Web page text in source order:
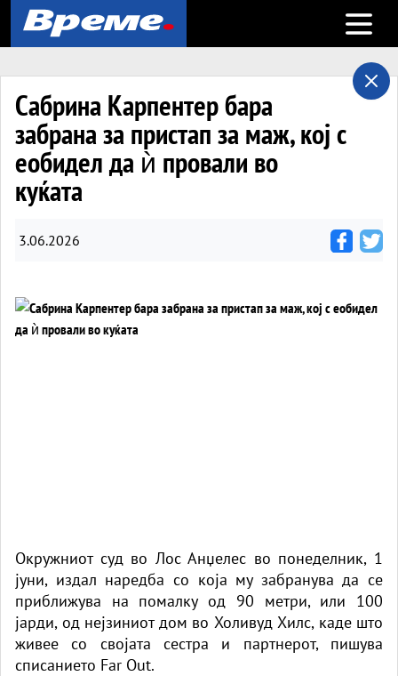
Open
Сабрина Карпентер бара
забрана за пристап за маж, кој с
еобидел да ѝ провали во
куќата
3.06.2026
Окружниот суд во Лос Анџелес во понеделник, 1
јуни, издал наредба со која му забранува да се
приближува на помалку од 90 метри, или 100
јарди, од нејзиниот дом во Холивуд Хилс, каде што
живее со својата сестра и партнерот, пишува
списанието Far Out.